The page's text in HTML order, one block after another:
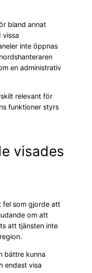
bland annat
vissa
inte öppnas
en administrativ
relevant för
funktioner styrs
visades
fel som gjorde att
om att
att tjänsten inte
bättre kunna
endast visa